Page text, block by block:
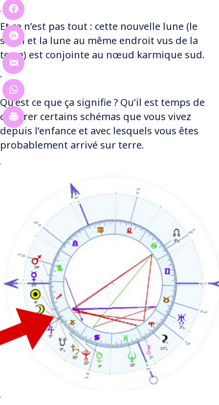
.
Et ce n’est pas tout : cette nouvelle lune (le
soleil et la lune au même endroit vus de la
terre) est conjointe au nœud karmique sud.
.
Qu’est ce que ça signifie ? Qu’il est temps de
clôturer certains schémas que vous vivez
depuis l’enfance et avec lesquels vous êtes
probablement arrivé sur terre.
.
.